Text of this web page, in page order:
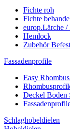
Fichte roh
Fichte
europ.Lärche /
Hemlock
Zubehör
Fassadenprofile
Easy
Deckel Boden
Schlaghobeldielen